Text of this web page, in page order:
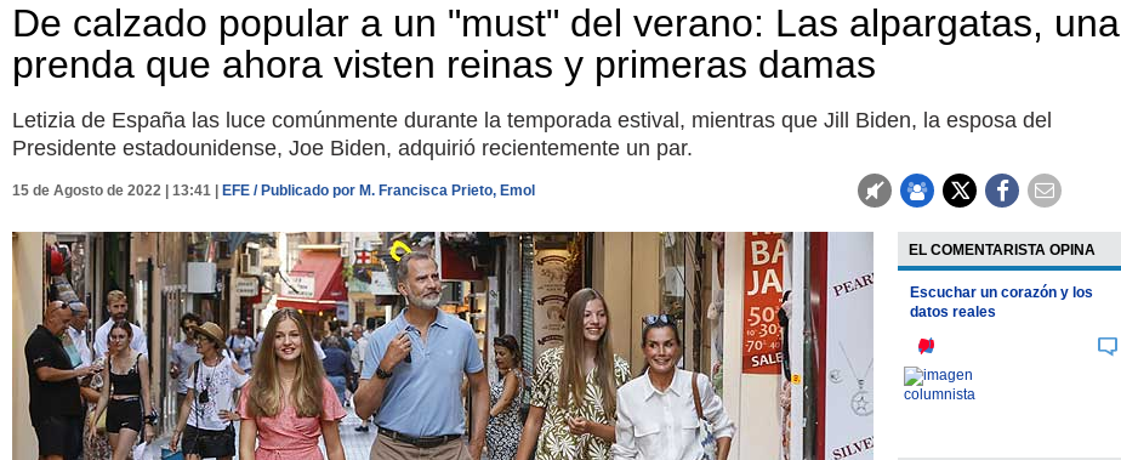
De calzado popular a un "must" del verano: Las alpargatas, una
prenda que ahora visten reinas y primeras damas
Letizia de España las luce comúnmente durante la temporada estival, mientras que Jill Biden, la esposa del
Presidente estadounidense, Joe Biden, adquirió recientemente un par.
15 de Agosto de 2022 | 13:41 | EFE / Publicado por M. Francisca Prieto, Emol
EL COMENTARISTA OPINA
Escuchar un corazón y los
datos reales